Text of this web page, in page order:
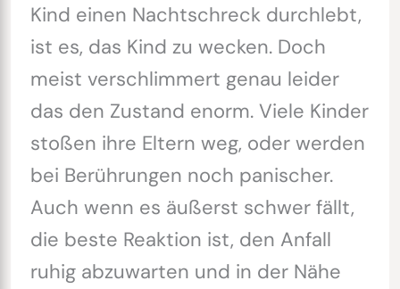
Kind einen Nachtschreck durchlebt,
ist es, das Kind zu wecken. Doch
meist verschlimmert genau leider
das den Zustand enorm. Viele Kinder
stoßen ihre Eltern weg, oder werden
bei Berührungen noch panischer.
Auch wenn es äußerst schwer fällt,
die beste Reaktion ist, den Anfall
ruhig abzuwarten und in der Nähe